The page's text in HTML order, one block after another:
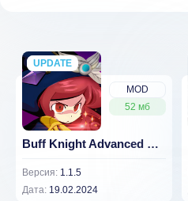
MOD
52 мб
UPDATE
NEW
Buff Knight Advanced Мод (Меню)
Версия: 1.1.5
Дата: 19.02.2024